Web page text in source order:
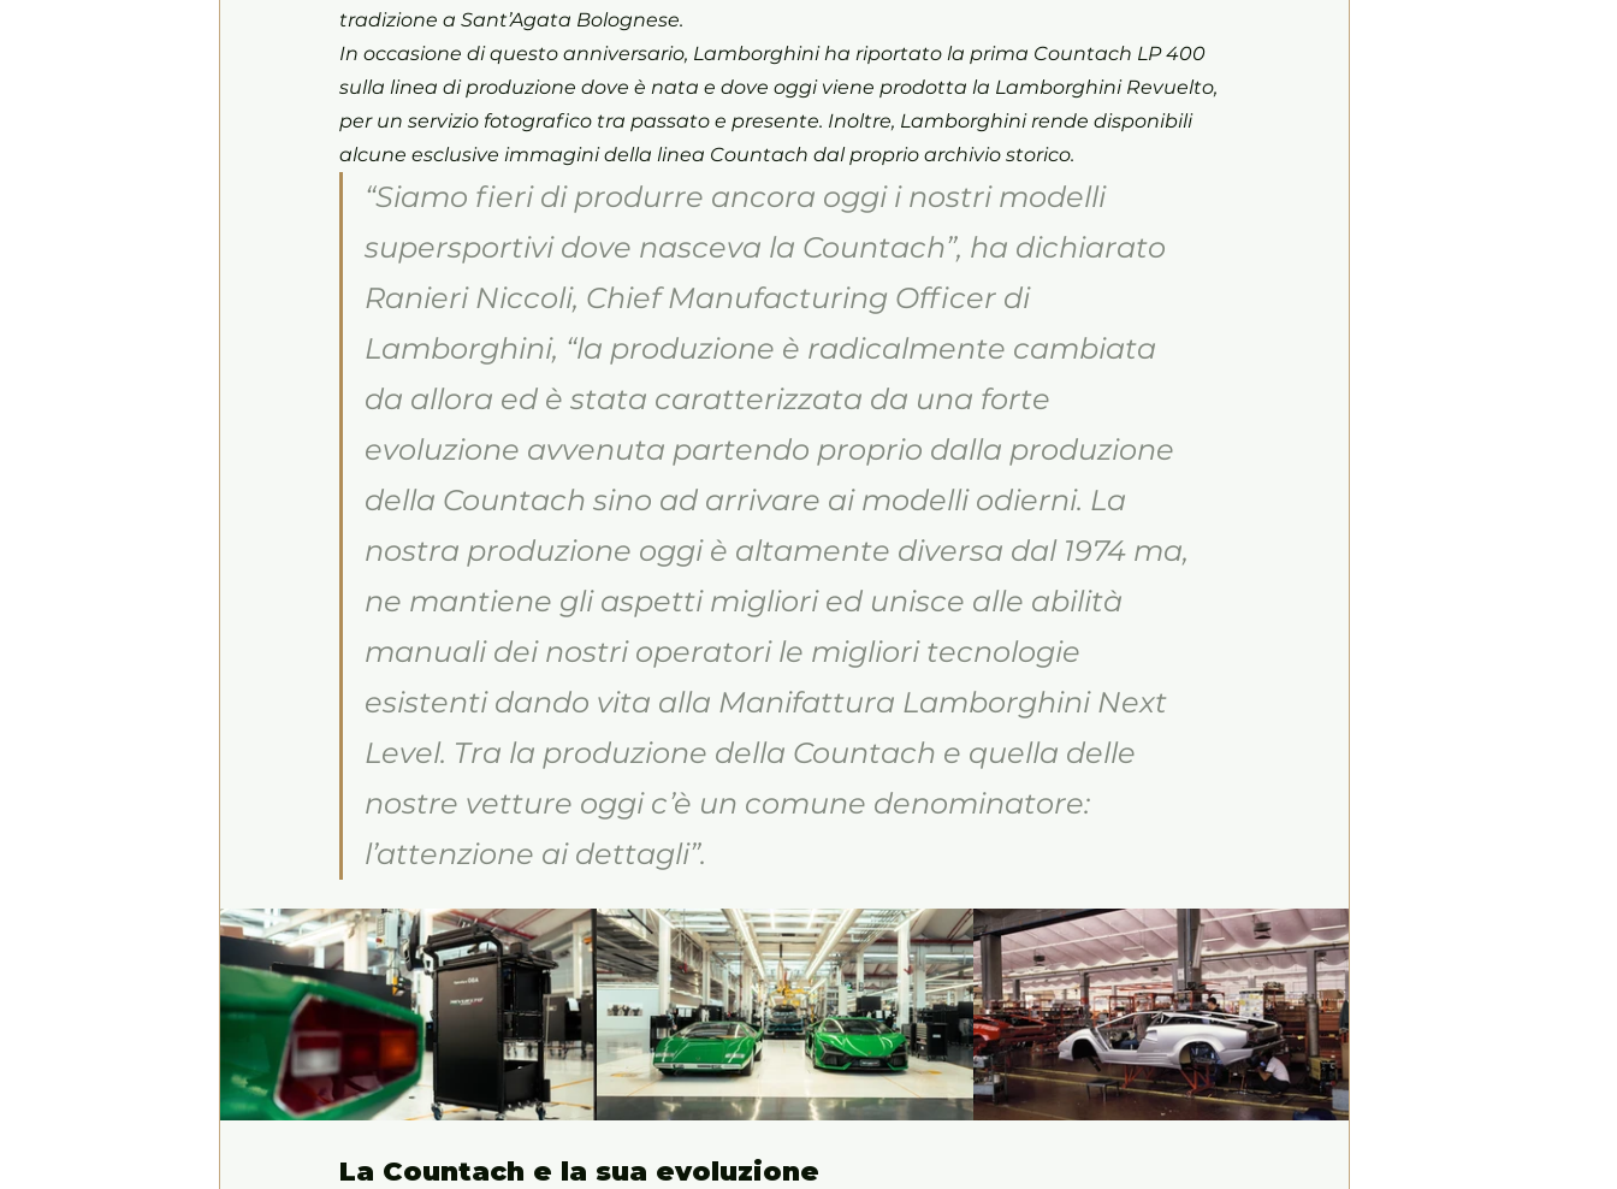
tradizione a Sant’Agata Bolognese.
In occasione di questo anniversario, Lamborghini ha riportato la prima Countach LP 400
sulla linea di produzione dove è nata e dove oggi viene prodotta la Lamborghini Revuelto,
per un servizio fotografico tra passato e presente. Inoltre, Lamborghini rende disponibili
alcune esclusive immagini della linea Countach dal proprio archivio storico.
“Siamo fieri di produrre ancora oggi i nostri modelli
supersportivi dove nasceva la Countach”, ha dichiarato
Ranieri Niccoli, Chief Manufacturing Officer di
Lamborghini, “la produzione è radicalmente cambiata
da allora ed è stata caratterizzata da una forte
evoluzione avvenuta partendo proprio dalla produzione
della Countach sino ad arrivare ai modelli odierni. La
nostra produzione oggi è altamente diversa dal 1974 ma,
ne mantiene gli aspetti migliori ed unisce alle abilità
manuali dei nostri operatori le migliori tecnologie
esistenti dando vita alla Manifattura Lamborghini Next
Level. Tra la produzione della Countach e quella delle
nostre vetture oggi c’è un comune denominatore:
l’attenzione ai dettagli”.
La Countach e la sua evoluzione